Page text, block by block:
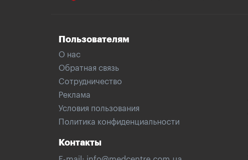
Пользователям
О нас
Обратная связь
Сотрудничество
Реклама
Условия пользования
Политика конфиденциальности
Контакты